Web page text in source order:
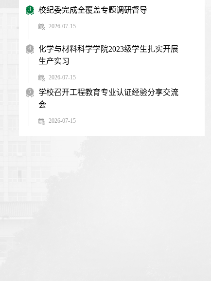
3 校纪委完成全覆盖专题调研督导
2026-07-15
4
化学与材料科学学院2023级学生扎实开展
生产实习
2026-07-15
5
学校召开工程教育专业认证经验分享交流
会
2026-07-15